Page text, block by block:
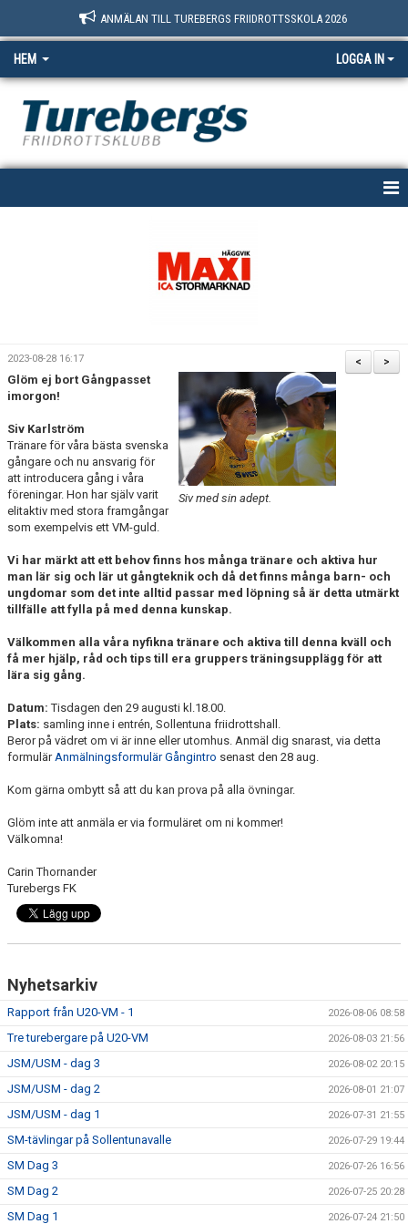
ANMÄLAN TILL TUREBERGS FRIIDROTTSSKOLA 2026
HEM LOGGA IN
MEDLEM
ARRANGEMANG
STATISTIK & RESULTAT
FUNKTIONÄR
KONTAKT
KALENDER
>
<
2023-08-28 16:17
Siv med sin adept.
Glöm ej bort Gångpasset
imorgon!
Siv Karlström
Tränare för våra bästa svenska
gångare och nu ansvarig för
att introducera gång i våra
föreningar. Hon har själv varit
elitaktiv med stora framgångar
som exempelvis ett VM-guld.
Vi har märkt att ett behov finns hos många tränare och aktiva hur
man lär sig och lär ut gångteknik och då det finns många barn- och
ungdomar som det inte alltid passar med löpning så är detta utmärkt
tillfälle att fylla på med denna kunskap.
Välkommen alla våra nyfikna tränare och aktiva till denna kväll och
få mer hjälp, råd och tips till era gruppers träningsupplägg för att
lära sig gång.
Datum: Tisdagen den 29 augusti kl.18.00.
Plats: samling inne i entrén, Sollentuna friidrottshall.
Beror på vädret om vi är inne eller utomhus. Anmäl dig snarast, via detta
formulärAnmälningsformulär Gångintro senast den 28 aug.
Kom gärna ombytt så att du kan prova på alla övningar.
Glöm inte att anmäla er via formuläret om ni kommer!
Välkomna!
Carin Thornander
Turebergs FK
Nyhetsarkiv
Rapport från U20-VM - 1 2026-08-06 08:58
Tre turebergare på U20-VM 2026-08-03 21:56
JSM/USM - dag 3 2026-08-02 20:15
JSM/USM - dag 2 2026-08-01 21:07
JSM/USM - dag 1 2026-07-31 21:55
SM-tävlingar på Sollentunavalle 2026-07-29 19:44
SM Dag 3 2026-07-26 16:56
SM Dag 2 2026-07-25 20:28
SM Dag 1 2026-07-24 21:50